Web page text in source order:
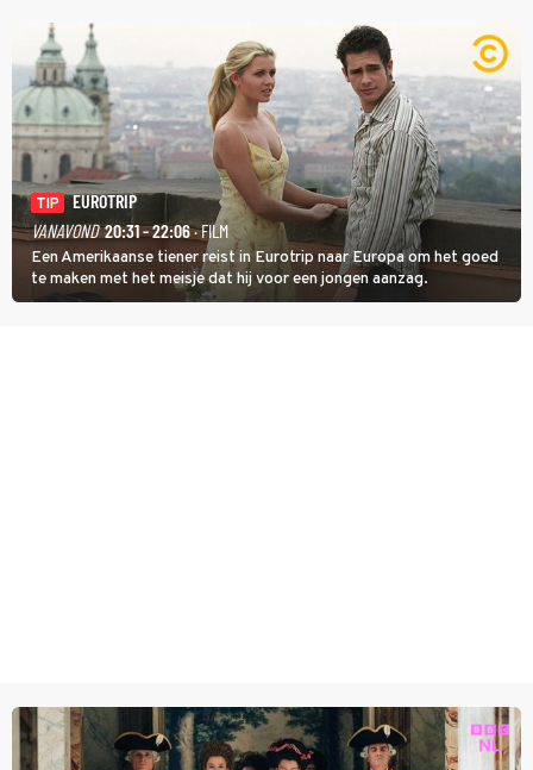
identiteit: grenzeloos, absurd en vol angsten'.
TIP
EUROTRIP
VANAVOND 20:31 - 22:06· FILM
Een Amerikaanse tiener reist in Eurotrip naar Europa om het goed
te maken met het meisje dat hij voor een jongen aanzag.